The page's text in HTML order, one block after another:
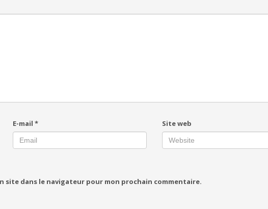
E-mail* Site web
site dans le navigateur pour mon prochain commentaire.